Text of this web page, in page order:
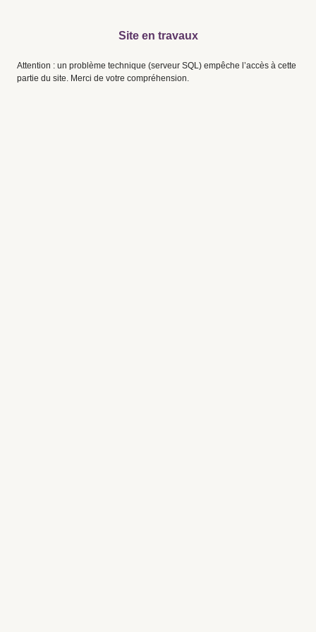
Site en travaux
Attention : un problème technique (serveur SQL) empêche l’accès à cette
partie du site. Merci de votre compréhension.